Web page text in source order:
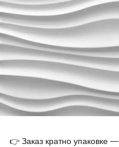
👉 Заказ кратно упаковке